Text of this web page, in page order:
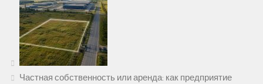
Частная собственность или аренда: как предприятие